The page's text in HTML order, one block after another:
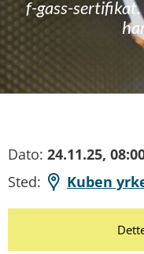
f-gass-
Dato: 24.11.25,
Sted:
Kuben